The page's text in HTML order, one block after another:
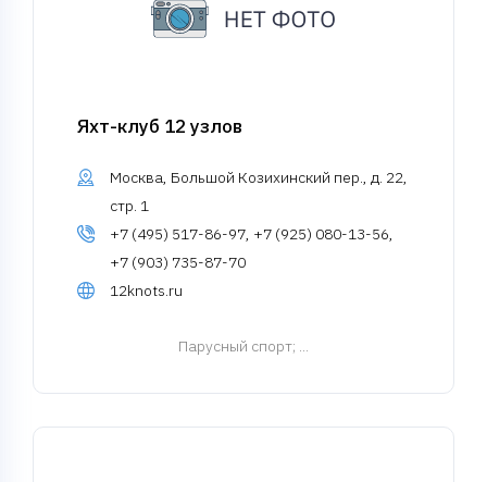
Яхт-клуб 12 узлов
Москва, Большой Козихинский пер., д. 22,
стр. 1
+7 (495) 517-86-97, +7 (925) 080-13-56,
+7 (903) 735-87-70
12knots.ru
Парусный спорт; ...